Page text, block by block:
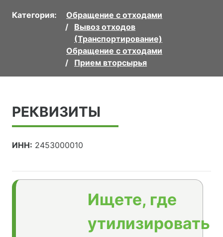
Категория:
Обращение с отходами
Вывоз отходов
(Транспортирование)
Обращение с отходами
Прием вторсырья
РЕКВИЗИТЫ
ИНН: 2453000010
Ищете, где
утилизировать